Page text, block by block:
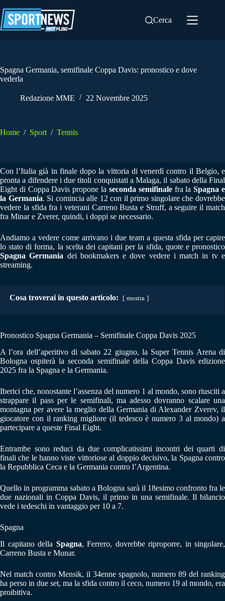
al
contenuto
Cerca
Spagna Germania, semifinale Coppa Davis: pronostico e dove
vederla
Redazione MME 22 Novembre 2025
Home / Sport / Tennis
Con l’Italia già in finale dopo la vittoria di venerdì contro il Belgio, e
pronta a difendere i due titoli conquistati a Malaga, il sabato della Final
Eight di Coppa Davis propone la seconda semifinalefra laSpagna e
la Germania. Si comincia alle 12 con il primo singolare che dovrebbe
vedere la sfida fra i veterani Carreno Busta e Struff, a seguire il match
fra Minar e Zverer, quindi, i doppi se necessario.
Andiamo a vedere come arrivano i due team a questa sfida per capire
lo stato di forma, la scelta dei capitani per la sfida, quote e pronostico
Spagna Germania dei bookmakers e dove vedere i match in tv e
streaming.
Cosa troverai in questo articolo: mostra
Pronostico Spagna Germania – Semifinale Coppa Davis 2025
A l’ora dell’aperitivo di sabato 22 giugno, la Super Tennis Arena di
Bologna ospiterà la seconda semifinale della Coppa Davis edizione
2025 fra la Spagna e la Germania.
Iberici che, nonostante l’assenza del numero 1 al mondo, sono riusciti a
strappare il pass per le semifinali, ma adesso dovranno scalare una
montagna per avere la meglio della Germania di Alexander Zverev, il
giocatore con il ranking migliore (il tedesco è numero 3 al mondo) a
partecipare a queste Final Eight.
Entrambe sono reduci da due complicatissimi incontri dei quarti di
finali che le hanno viste vittoriose al doppio decisivo, la Spagna contro
la Repubblica Ceca e la Germania contro l’Argentina.
Quello in programma sabato a Bologna sarà il 18esimo confronto fra le
due nazionali in Coppa Davis, il primo in una semifinale. Il bilancio
vede i tedeschi in vantaggio per 10 a 7.
Spagna
Il capitano della Spagna, Ferrero, dovrebbe riproporre, in singolare,
Carreno Busta e Munar.
Nel match contro Mensik, il 34enne spagnolo, numero 89 del ranking
ha perso in due set, ma la sfida contro il ceco, numero 19 al mondo, era
proibitiva.